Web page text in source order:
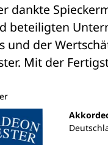
dankte
beteiligten
und der
Mit der